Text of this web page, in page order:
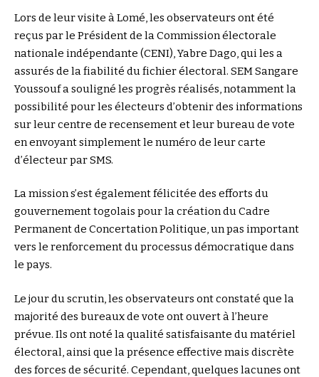
Lors de leur visite à Lomé, les observateurs ont été
reçus par le Président de la Commission électorale
nationale indépendante (CENI), Yabre Dago, qui les a
assurés de la fiabilité du fichier électoral. SEM Sangare
Youssouf a souligné les progrès réalisés, notamment la
possibilité pour les électeurs d’obtenir des informations
sur leur centre de recensement et leur bureau de vote
en envoyant simplement le numéro de leur carte
d’électeur par SMS.
La mission s’est également félicitée des efforts du
gouvernement togolais pour la création du Cadre
Permanent de Concertation Politique, un pas important
vers le renforcement du processus démocratique dans
le pays.
Le jour du scrutin, les observateurs ont constaté que la
majorité des bureaux de vote ont ouvert à l’heure
prévue. Ils ont noté la qualité satisfaisante du matériel
électoral, ainsi que la présence effective mais discrète
des forces de sécurité. Cependant, quelques lacunes ont